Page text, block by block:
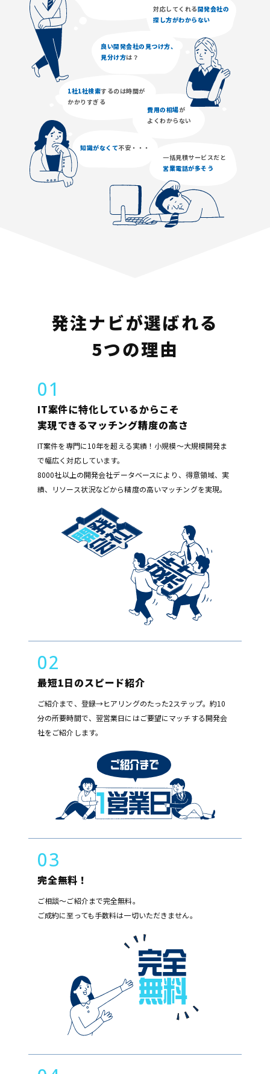
対応してくれる開発会社の
探し方がわからない
良い開発会社の見つけ方、
見分け方は？
1社1社検索するのは時間が
かかりすぎる
費用の相場が
よくわからない
一括見積サービスだと
営業電話が多そう
知識がなくて不安・・・
発注ナビが選ばれる
5つの理由
01
IT案件に特化しているからこそ
実現できるマッチング精度の高さ
IT案件を専門に10年を超える実績！小規模～大規模開発ま
で幅広く対応しています。
8000社以上の開発会社データベースにより、得意領域、実
績、リソース状況などから精度の高いマッチングを実現。
02
最短1日のスピード紹介
ご紹介まで、登録→ヒアリングのたった2ステップ。約10
分の所要時間で、翌営業日にはご要望にマッチする開発会
社をご紹介します。
03
完全無料！
ご相談～ご紹介まで完全無料。
ご成約に至っても手数料は一切いただきません。